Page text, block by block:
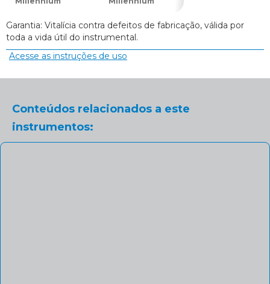
Garantia: Vitalícia contra defeitos de fabricação, válida por
toda a vida útil do instrumental.
Acesse as instruções de uso
Conteúdos relacionados a este
instrumentos: